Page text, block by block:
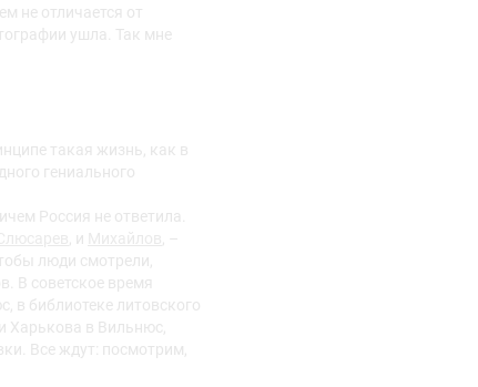
не отличается от
ушла. Так мне
такая жизнь, как в
гениального
Россия не ответила.
, и
, –
люди смотрели,
В советское время
в библиотеке литовского
в Вильнюс,
Все ждут: посмотрим,